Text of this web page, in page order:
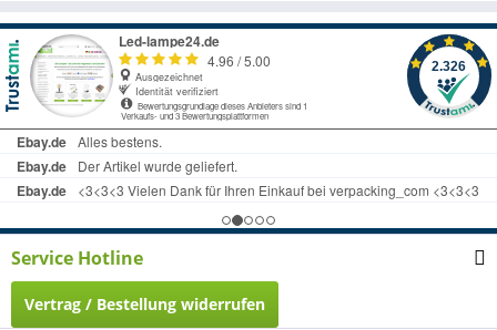
Service Hotline
Vertrag / Bestellung widerrufen